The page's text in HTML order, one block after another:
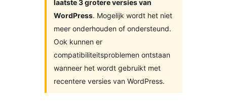
laatste 3 grotere versies van
WordPress. Mogelijk wordt het niet
meer onderhouden of ondersteund.
Ook kunnen er
compatibiliteitsproblemen ontstaan
wanneer het wordt gebruikt met
recentere versies van WordPress.